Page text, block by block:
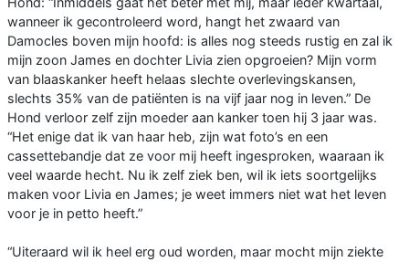
wanneer ik gecontroleerd word, hangt het zwaard van
Damocles boven mijn hoofd: is alles nog steeds rustig en zal ik
mijn zoon James en dochter Livia zien opgroeien? Mijn vorm
van blaaskanker heeft helaas slechte overlevingskansen,
slechts 35% van de patiënten is na vijf jaar nog in leven.” De
Hond verloor zelf zijn moeder aan kanker toen hij 3 jaar was.
“Het enige dat ik van haar heb, zijn wat foto’s en een
cassettebandje dat ze voor mij heeft ingesproken, waaraan ik
veel waarde hecht. Nu ik zelf ziek ben, wil ik iets soortgelijks
maken voor Livia en James; je weet immers niet wat het leven
voor je in petto heeft.”
“Uiteraard wil ik heel erg oud worden, maar mocht mijn ziekte